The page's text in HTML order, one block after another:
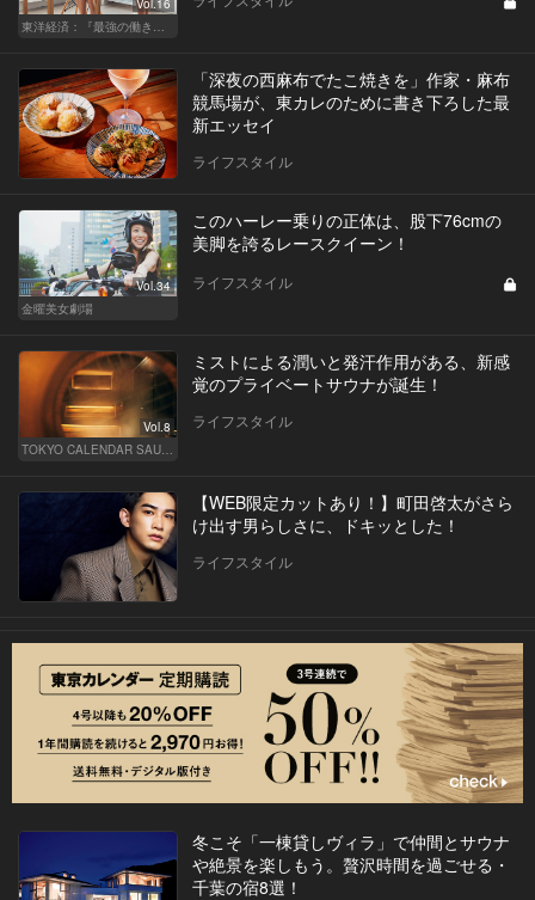
Vol.16
東洋経済：『最強の働き方』『一流の育て方』
「深夜の西麻布でたこ焼きを」作家・麻布
競馬場が、東カレのために書き下ろした最
新エッセイ
ライフスタイル
Vol.34
金曜美女劇場
このハーレー乗りの正体は、股下76cmの
美脚を誇るレースクイーン！
ライフスタイル
Vol.8
TOKYO CALENDAR SAUNA CLUB ― トウカレ サウナクラブ ―
ミストによる潤いと発汗作用がある、新感
覚のプライベートサウナが誕生！
ライフスタイル
【WEB限定カットあり！】町田啓太がさら
け出す男らしさに、ドキッとした！
ライフスタイル
冬こそ「一棟貸しヴィラ」で仲間とサウナ
や絶景を楽しもう。贅沢時間を過ごせる・
千葉の宿8選！